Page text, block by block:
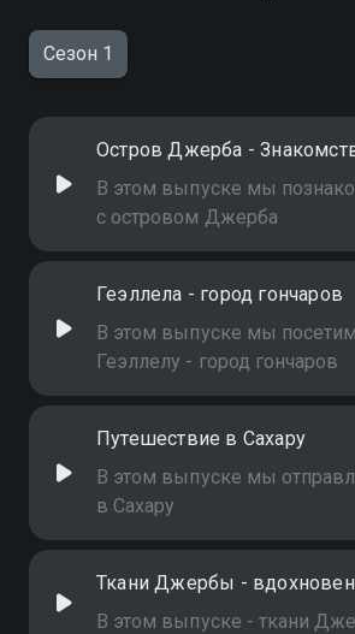
Сезон 1
Остров Джерба -
В этом выпуске мы
с островом Джерба
Геэллела - город гончаров
В этом выпуске мы посетим
Геэллелу - город гончаров
Путешествие в Сахару
В этом выпуске мы
в Сахару
В этом выпуске - ткани